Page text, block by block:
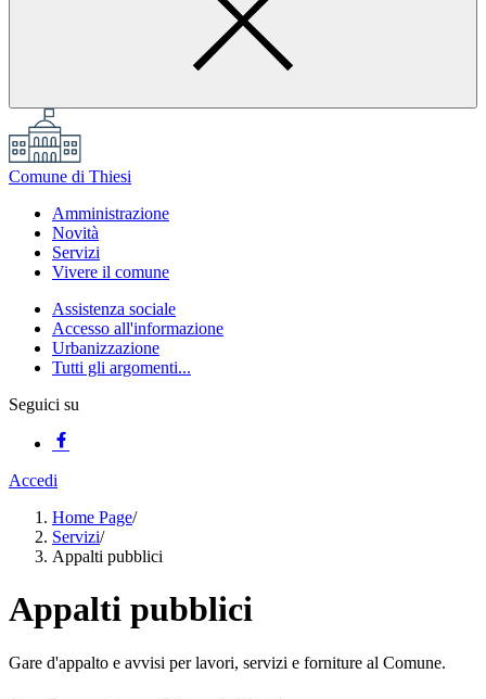
Comune di Thiesi
Amministrazione
Novità
Servizi
Vivere il comune
Assistenza sociale
Accesso all'informazione
Urbanizzazione
Tutti gli argomenti...
Seguici su
Accedi
Home Page/
Servizi/
Appalti pubblici
Appalti pubblici
Gare d'appalto e avvisi per lavori, servizi e forniture al Comune.